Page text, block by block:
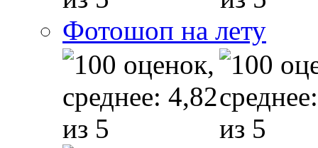
Фотошоп на лету